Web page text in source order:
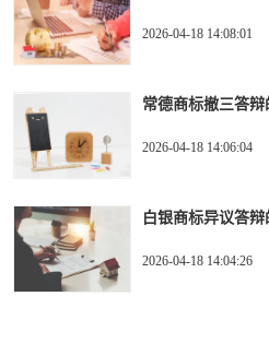
2026-04-18 14:08:01
常德商标撤三答
2026-04-18 14:06:04
白银商标异议答
2026-04-18 14:04:26